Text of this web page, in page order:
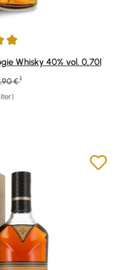
von 5 Sternen
Whisky 40% vol. 0,70l
Preis:
€ 1